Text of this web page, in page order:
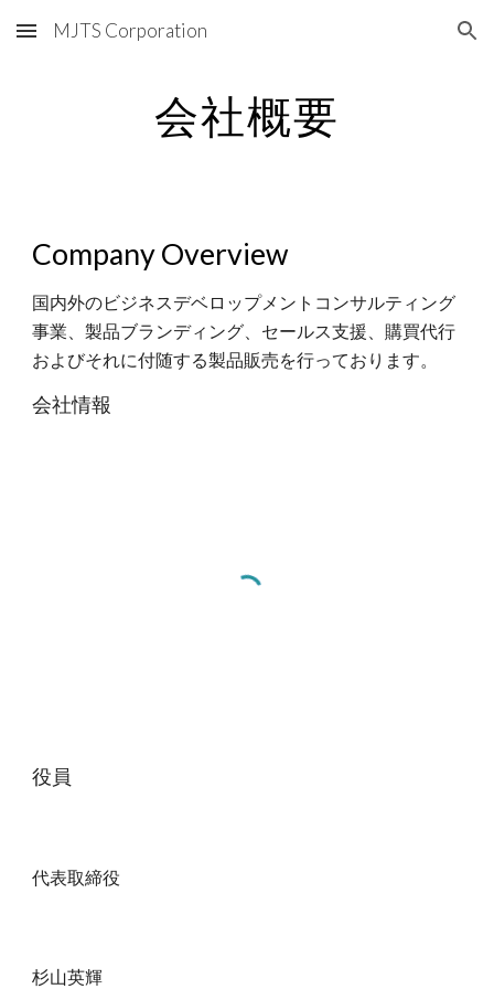
Skip to main content Skip to navigation
MJTS Corporation
会社概要
Company Overview
国内外のビジネスデベロップメントコンサルティング
事業、製品ブランディング、セールス支援、購買代行
およびそれに付随する製品販売を行っております。
会社情報
役員
代表取締役
杉山英輝